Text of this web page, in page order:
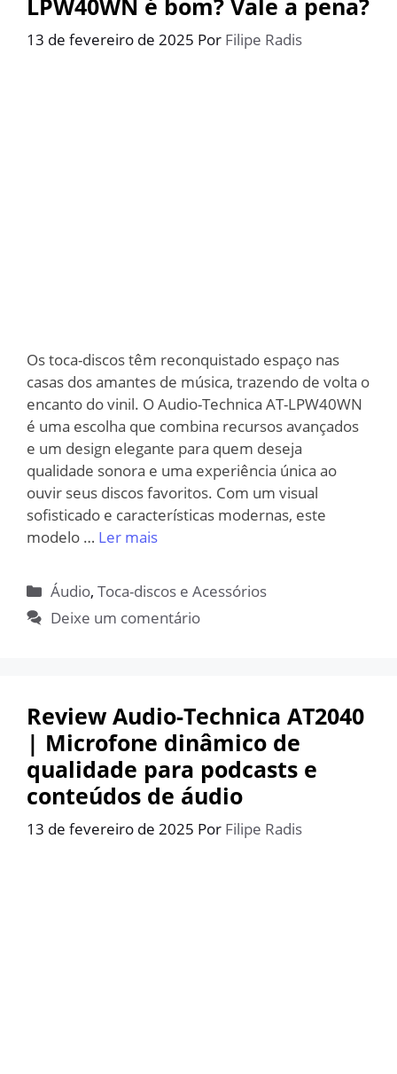
13 de fevereiro de 2025 Por Filipe Radis
Os toca-discos têm reconquistado espaço nas
casas dos amantes de música, trazendo de volta o
encanto do vinil. O Audio-Technica AT-LPW40WN
é uma escolha que combina recursos avançados
e um design elegante para quem deseja
qualidade sonora e uma experiência única ao
ouvir seus discos favoritos. Com um visual
sofisticado e características modernas, este
modelo … Ler mais
Categorias
Áudio,Toca-discos e Acessórios
Deixe um comentário
Review Audio-Technica AT2040
| Microfone dinâmico de
qualidade para podcasts e
conteúdos de áudio
13 de fevereiro de 2025 Por Filipe Radis